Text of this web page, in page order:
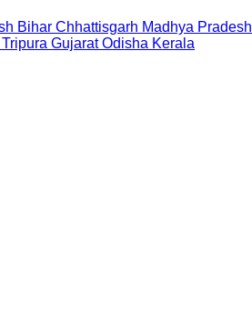
Bihar Chhattisgarh Madhya Pradesh
Tripura Gujarat Odisha Kerala